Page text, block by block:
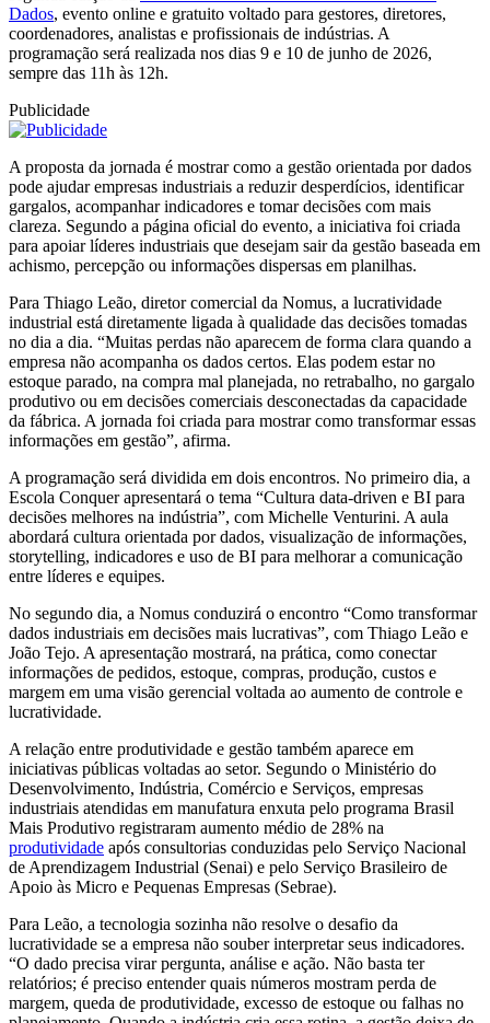
Dados, evento online e gratuito voltado para gestores, diretores,
coordenadores, analistas e profissionais de indústrias. A
programação será realizada nos dias 9 e 10 de junho de 2026,
sempre das 11h às 12h.
Publicidade
A proposta da jornada é mostrar como a gestão orientada por dados
pode ajudar empresas industriais a reduzir desperdícios, identificar
gargalos, acompanhar indicadores e tomar decisões com mais
clareza. Segundo a página oficial do evento, a iniciativa foi criada
para apoiar líderes industriais que desejam sair da gestão baseada em
achismo, percepção ou informações dispersas em planilhas.
Para Thiago Leão, diretor comercial da Nomus, a lucratividade
industrial está diretamente ligada à qualidade das decisões tomadas
no dia a dia. “Muitas perdas não aparecem de forma clara quando a
empresa não acompanha os dados certos. Elas podem estar no
estoque parado, na compra mal planejada, no retrabalho, no gargalo
produtivo ou em decisões comerciais desconectadas da capacidade
da fábrica. A jornada foi criada para mostrar como transformar essas
informações em gestão”, afirma.
A programação será dividida em dois encontros. No primeiro dia, a
Escola Conquer apresentará o tema “Cultura data-driven e BI para
decisões melhores na indústria”, com Michelle Venturini. A aula
abordará cultura orientada por dados, visualização de informações,
storytelling, indicadores e uso de BI para melhorar a comunicação
entre líderes e equipes.
No segundo dia, a Nomus conduzirá o encontro “Como transformar
dados industriais em decisões mais lucrativas”, com Thiago Leão e
João Tejo. A apresentação mostrará, na prática, como conectar
informações de pedidos, estoque, compras, produção, custos e
margem em uma visão gerencial voltada ao aumento de controle e
lucratividade.
A relação entre produtividade e gestão também aparece em
iniciativas públicas voltadas ao setor. Segundo o Ministério do
Desenvolvimento, Indústria, Comércio e Serviços, empresas
industriais atendidas em manufatura enxuta pelo programa Brasil
Mais Produtivo registraram aumento médio de 28% na
produtividade após consultorias conduzidas pelo Serviço Nacional
de Aprendizagem Industrial (Senai) e pelo Serviço Brasileiro de
Apoio às Micro e Pequenas Empresas (Sebrae).
Para Leão, a tecnologia sozinha não resolve o desafio da
lucratividade se a empresa não souber interpretar seus indicadores.
“O dado precisa virar pergunta, análise e ação. Não basta ter
relatórios; é preciso entender quais números mostram perda de
margem, queda de produtividade, excesso de estoque ou falhas no